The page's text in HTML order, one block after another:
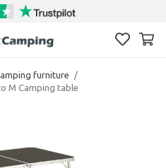
furniture
/
M Camping table